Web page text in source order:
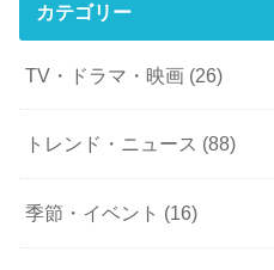
カテゴリー
TV・ドラマ・映画 (26)
トレンド・ニュース (88)
季節・イベント (16)